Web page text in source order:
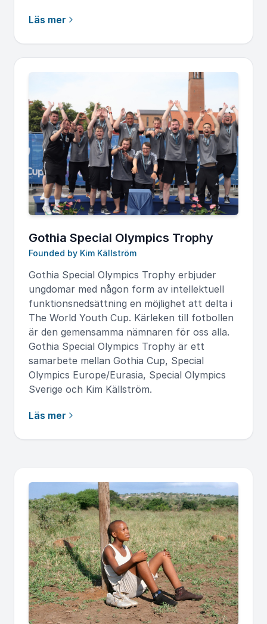
Läs mer
Gothia Special Olympics Trophy
Founded by Kim Källström
Gothia Special Olympics Trophy erbjuder
ungdomar med någon form av intellektuell
funktionsnedsättning en möjlighet att delta i
The World Youth Cup. Kärleken till fotbollen
är den gemensamma nämnaren för oss alla.
Gothia Special Olympics Trophy är ett
samarbete mellan Gothia Cup, Special
Olympics Europe/Eurasia, Special Olympics
Sverige och Kim Källström.
Läs mer